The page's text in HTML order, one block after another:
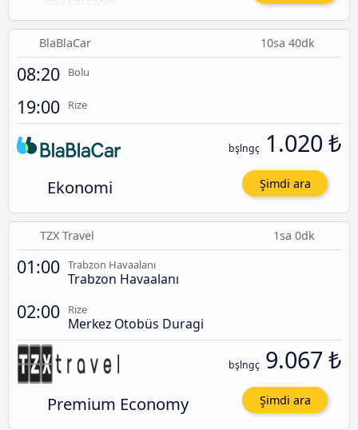
BlaBlaCar 10sa 40dk
08:20 Bolu
19:00 Rize
Ekonomi
bşlngç 1.020 ₺
Şimdi ara
TZX Travel 1sa 0dk
01:00 Trabzon Havaalanı
Trabzon Havaalanı
02:00 Rize
Merkez Otobüs Duragi
Premium Economy
bşlngç 9.067 ₺
Şimdi ara